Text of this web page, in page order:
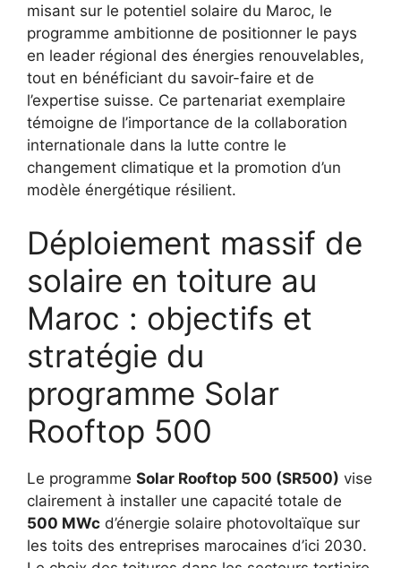
misant sur le potentiel solaire du Maroc, le
programme ambitionne de positionner le pays
en leader régional des énergies renouvelables,
tout en bénéficiant du savoir-faire et de
l’expertise suisse. Ce partenariat exemplaire
témoigne de l’importance de la collaboration
internationale dans la lutte contre le
changement climatique et la promotion d’un
modèle énergétique résilient.
Déploiement massif de
solaire en toiture au
Maroc : objectifs et
stratégie du
programme Solar
Rooftop 500
Le programme Solar Rooftop 500 (SR500) vise
clairement à installer une capacité totale de
500 MWc d’énergie solaire photovoltaïque sur
les toits des entreprises marocaines d’ici 2030.